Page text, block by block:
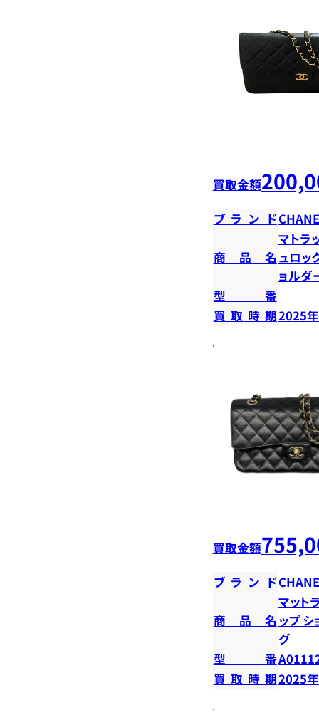
買取金額
ブランド
商品名
マトラ
ュロッ
ョルダ
型番
買取時期2025
買取金額
ブランド
商品名
マット
ップ シ
グ
型番
買取時期2025